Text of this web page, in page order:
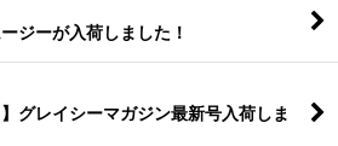
ジーが入荷しました！
グレイシーマガジン最新号入荷しま